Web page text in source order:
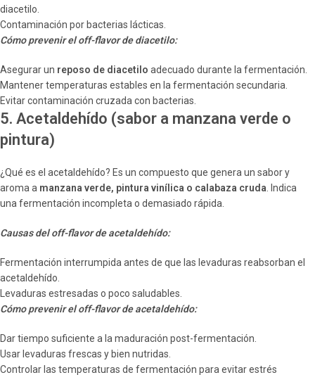
diacetilo.
Contaminación por bacterias lácticas.
Cómo prevenir el off-flavor de diacetilo:
Asegurar un reposo de diacetilo adecuado durante la fermentación.
Mantener temperaturas estables en la fermentación secundaria.
Evitar contaminación cruzada con bacterias.
5. Acetaldehído (sabor a manzana verde o
pintura)
¿Qué es el acetaldehído? Es un compuesto que genera un sabor y
aroma a manzana verde, pintura vinílica o calabaza cruda . Indica
una fermentación incompleta o demasiado rápida.
Causas del off-flavor de acetaldehído:
Fermentación interrumpida antes de que las levaduras reabsorban el
acetaldehído.
Levaduras estresadas o poco saludables.
Cómo prevenir el off-flavor de acetaldehído:
Dar tiempo suficiente a la maduración post-fermentación.
Usar levaduras frescas y bien nutridas.
Controlar las temperaturas de fermentación para evitar estrés